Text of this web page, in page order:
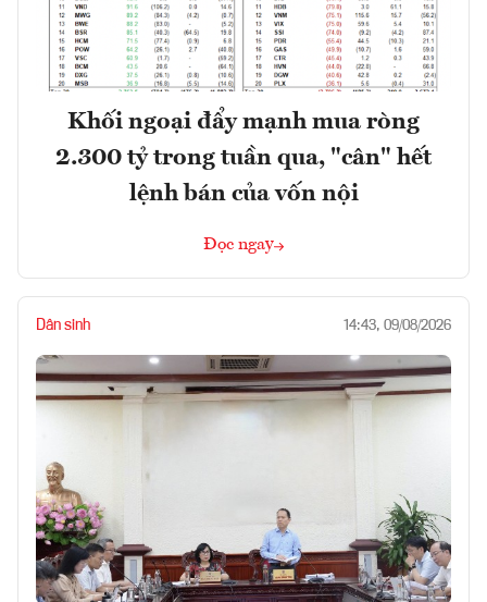
Khối ngoại đẩy mạnh mua ròng
2.300 tỷ trong tuần qua, "cân" hết
lệnh bán của vốn nội
Đọc ngay
Dân sinh 14:43, 09/08/2026